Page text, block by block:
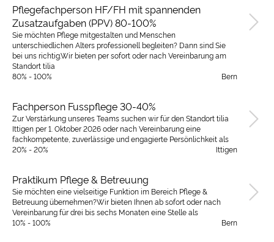
Pflegefachperson HF/FH mit spannenden
Zusatzaufgaben (PPV) 80-100%
Sie möchten Pflege mitgestalten und Menschen
unterschiedlichen Alters professionell begleiten? Dann sind Sie
bei uns richtig.Wir bieten per sofort oder nach Vereinbarung am
Standort tilia
80% - 100%
Bern
Fachperson Fusspflege 30-40%
Zur Verstärkung unseres Teams suchen wir für den Standort tilia
Ittigen per 1. Oktober 2026 oder nach Vereinbarung eine
fachkompetente, zuverlässige und engagierte Persönlichkeit als
20% - 20%
Ittigen
Praktikum Pflege & Betreuung
Sie möchten eine vielseitige Funktion im Bereich Pflege &
Betreuung übernehmen?Wir bieten Ihnen ab sofort oder nach
Vereinbarung für drei bis sechs Monaten eine Stelle als
10% - 100%
Bern